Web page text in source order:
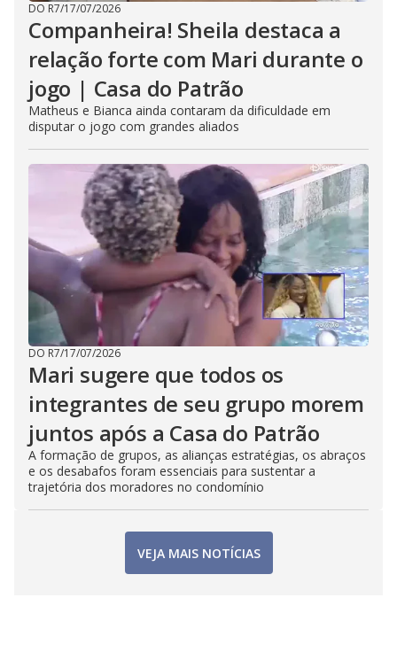
DO R7/17/07/2026
Companheira! Sheila destaca a
relação forte com Mari durante o
jogo | Casa do Patrão
Matheus e Bianca ainda contaram da dificuldade em
disputar o jogo com grandes aliados
DO R7/17/07/2026
Mari sugere que todos os
integrantes de seu grupo morem
juntos após a Casa do Patrão
A formação de grupos, as alianças estratégias, os abraços
e os desabafos foram essenciais para sustentar a
trajetória dos moradores no condomínio
VEJA MAIS NOTÍCIAS